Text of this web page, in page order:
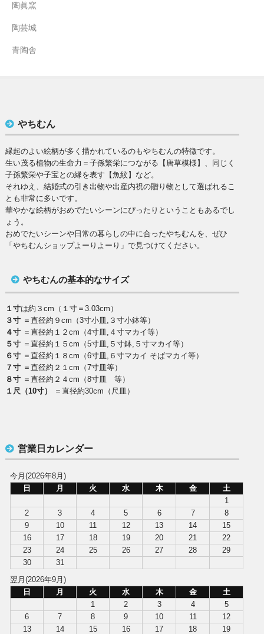
陶眞窯
陶芸城
青陶舎
やちむん
縁起のよい絵柄が多く描かれているのもやちむんの特徴です。
生い茂る植物の生命力＝子孫繁栄につながる【唐草模様】、同じく
子孫繁栄や子宝との縁を表す【魚紋】など。
それゆえ、結婚式の引き出物や出産内祝の贈り物として選ばれるこ
とも非常に多いです。
華やかな絵柄がおめでたいシーンにぴったりということもあるでし
ょう。
おめでたいシーンや日常の暮らしの中に合ったやちむんを、ぜひ
「やちむんショップよーりよーり」で見つけてください。
やちむんの基本的なサイズ
１寸は約３cm（１寸＝3.03cm）
３寸 ＝直径約９cm（3寸小皿,３寸小鉢等）
４寸 ＝直径約１２cm（4寸皿,４寸マカイ等）
５寸 ＝直径約１５cm（5寸皿,５寸鉢,５寸マカイ等）
６寸 ＝直径約１８cm（6寸皿,６寸マカイ そばマカイ等）
７寸 ＝直径約２１cm（7寸皿等）
８寸 ＝直径約２４cm（8寸皿 等）
１尺（10寸）
＝直径約30cm（尺皿）
営業日カレンダー
今月(2026年8月)
日
月 火 水 木 金
土
1
2
3 4 5 6 7
8
9
10 11 12 13 14
15
16
17 18 19 20 21
22
23
24 25 26 27 28
29
30
31
翌月(2026年9月)
日
月 火 水 木 金
土
1
2 3 4
5
6
7 8 9 10 11
12
13
14 15 16 17 18
19